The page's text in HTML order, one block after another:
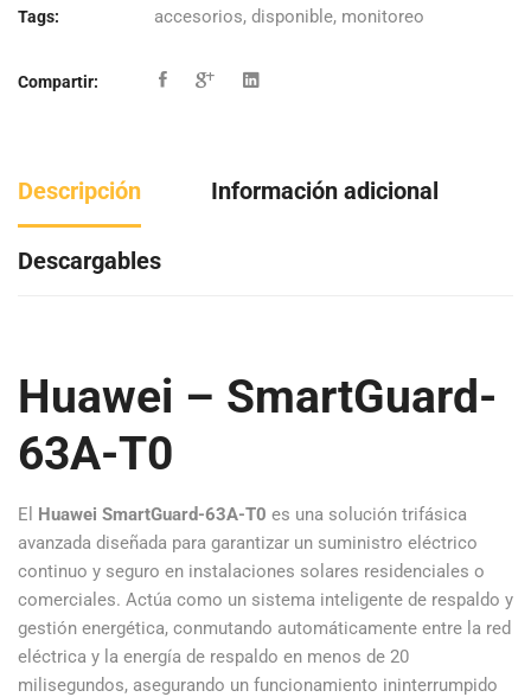
Tags: accesorios, disponible, monitoreo
Compartir:
Descripción Información adicional
Descargables
Huawei – SmartGuard-
63A-T0
El Huawei SmartGuard-63A-T0 es una solución trifásica
avanzada diseñada para garantizar un suministro eléctrico
continuo y seguro en instalaciones solares residenciales o
comerciales. Actúa como un sistema inteligente de respaldo y
gestión energética, conmutando automáticamente entre la red
eléctrica y la energía de respaldo en menos de 20
milisegundos, asegurando un funcionamiento ininterrumpido